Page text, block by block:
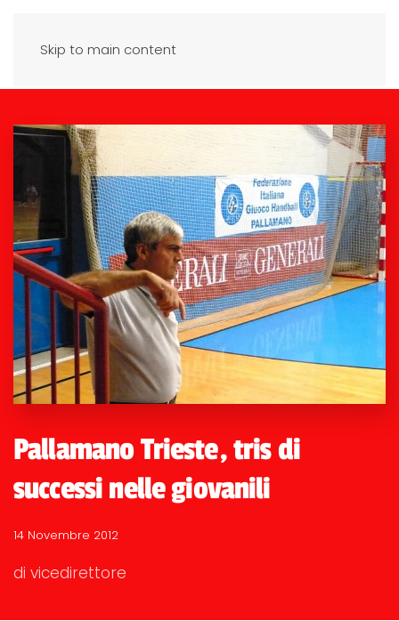
Skip to main content
Pallamano Trieste, tris di
successi nelle giovanili
14 Novembre 2012
di vicedirettore